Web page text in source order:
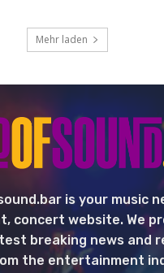
Mehr laden
is your music
concert website. We
breaking news and
the entertainment